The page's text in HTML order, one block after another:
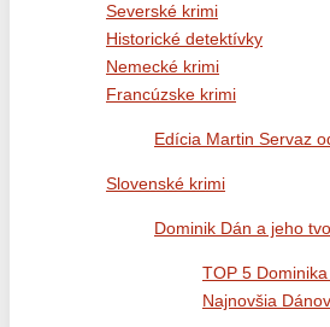
Severské krimi
Historické detektívky
Nemecké krimi
Francúzske krimi
Edícia Martin Servaz
Slovenské krimi
Dominik Dán a jeho
TOP 5
Najnovšia